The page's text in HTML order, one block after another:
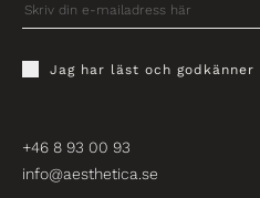
Jag har läst och godkänner
+46 8 93 00 93
info@aesthetica.se